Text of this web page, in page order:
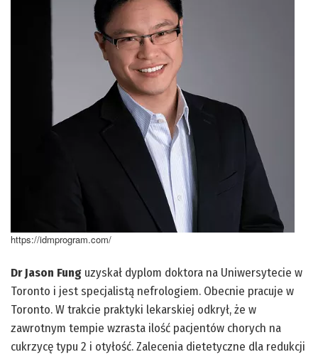
https://idmprogram.com/
Dr Jason Fung uzyskał dyplom doktora na Uniwersytecie w
Toronto i jest specjalistą nefrologiem. Obecnie pracuje w
Toronto. W trakcie praktyki lekarskiej odkrył, że w
zawrotnym tempie wzrasta ilość pacjentów chorych na
cukrzycę typu 2 i otyłość. Zalecenia dietetyczne dla redukcji